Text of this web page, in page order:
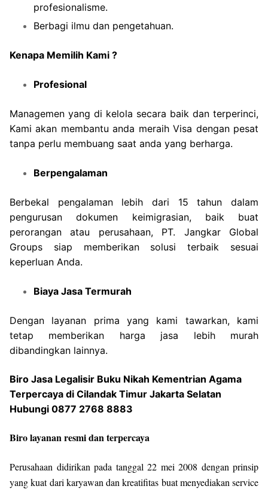
profesionalisme.
Berbagi ilmu dan pengetahuan.
Kenapa Memilih Kami ?
Profesional
Managemen yang di kelola secara baik dan terperinci,
Kami akan membantu anda meraih Visa dengan pesat
tanpa perlu membuang saat anda yang berharga.
Berpengalaman
Berbekal pengalaman lebih dari 15 tahun dalam
pengurusan dokumen keimigrasian, baik buat
perorangan atau perusahaan, PT. Jangkar Global
Groups siap memberikan solusi terbaik sesuai
keperluan Anda.
Biaya Jasa Termurah
Dengan layanan prima yang kami tawarkan, kami
tetap memberikan harga jasa lebih murah
dibandingkan lainnya.
Biro Jasa Legalisir Buku Nikah Kementrian Agama
Terpercaya di Cilandak Timur Jakarta Selatan
Hubungi 0877 2768 8883
Biro layanan resmi dan terpercaya
Perusahaan didirikan pada tanggal 22 mei 2008 dengan prinsip
yang kuat dari karyawan dan kreatifitas buat menyediakan service